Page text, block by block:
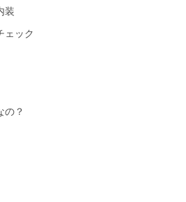
装
ェック
の？